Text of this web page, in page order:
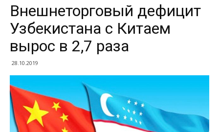
Внешнеторговый дефицит
Узбекистана с Китаем
вырос в 2,7 раза
28.10.2019